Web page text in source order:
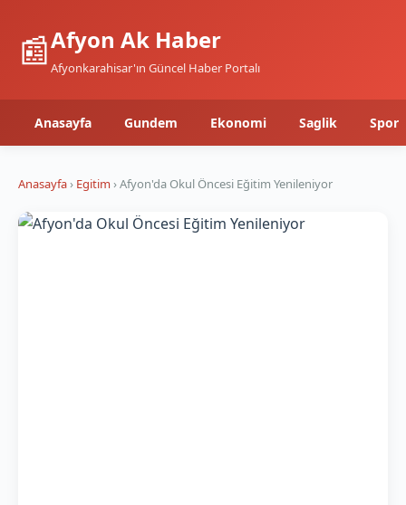
📰Afyon Ak Haber
Afyonkarahisar'ın Güncel Haber Portalı
Anasayfa Gundem Ekonomi Saglik Spor
Anasayfa› Egitim› Afyon'da Okul Öncesi Eğitim Yenileniyor